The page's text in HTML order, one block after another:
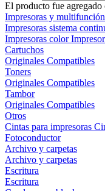
El producto fue agregado
Impresoras y multifunción
Impresoras sistema
Impresoras color
Cartuchos
Originales Compatibles
Toners
Originales Compatibles
Tambor
Originales Compatibles
Otros
Cintas para impresoras
Fotoconductor
Archivo y carpetas
Archivo y carpetas
Escritura
Escritura